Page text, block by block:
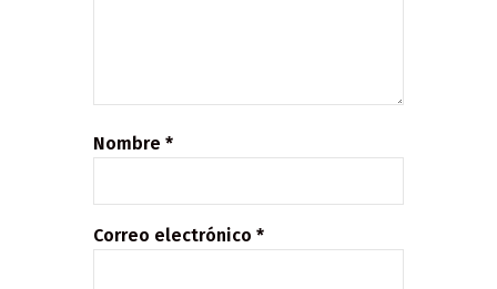
Nombre *
Correo electrónico *